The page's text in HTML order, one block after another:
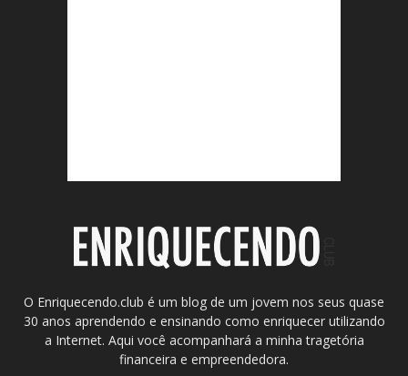
O Enriquecendo.club é um blog de um jovem nos seus quase
30 anos aprendendo e ensinando como enriquecer utilizando
a Internet. Aqui você acompanhará a minha tragetória
financeira e empreendedora.